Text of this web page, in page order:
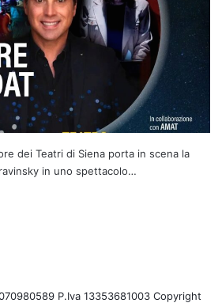
dei Teatri di Siena porta in scena la
in uno spettacolo…
P.Iva 13353681003 Copyright